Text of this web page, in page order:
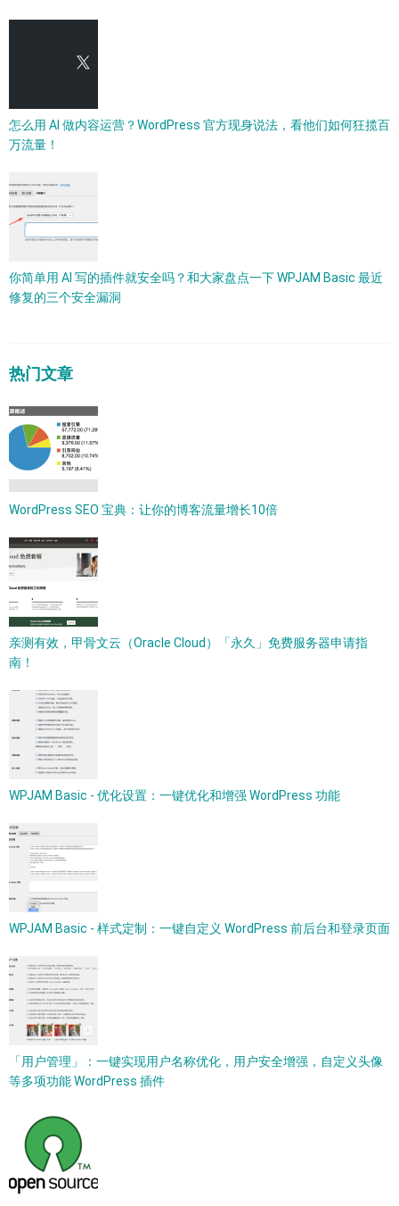
怎么用 AI 做内容运营？WordPress 官方现身说法，看他们如何狂揽百
万流量！
你简单用 AI 写的插件就安全吗？和大家盘点一下 WPJAM Basic 最近
修复的三个安全漏洞
热门文章
WordPress SEO 宝典：让你的博客流量增长10倍
亲测有效，甲骨文云（Oracle Cloud）「永久」免费服务器申请指
南！
WPJAM Basic - 优化设置：一键优化和增强 WordPress 功能
WPJAM Basic - 样式定制：一键自定义 WordPress 前后台和登录页面
「用户管理」：一键实现用户名称优化，用户安全增强，自定义头像
等多项功能 WordPress 插件